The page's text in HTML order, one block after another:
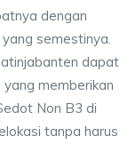
dengan
semestinya.
dapat
memberikan
Non B3 di
tanpa harus